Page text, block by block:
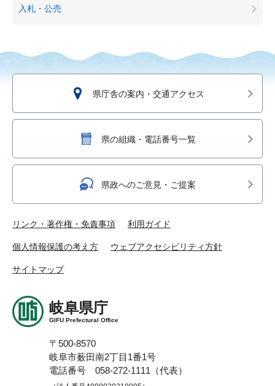
入札・公売
県庁舎の案内・交通アクセス
県の組織・電話番号一覧
県政へのご意見・ご提案
リンク・著作権・免責事項 利用ガイド
個人情報保護の考え方 ウェブアクセシビリティ方針
サイトマップ
岐阜県庁
GIFU Prefectural Office
〒500-8570
岐阜市薮田南2丁目1番1号
電話番号 058-272-1111（代表）